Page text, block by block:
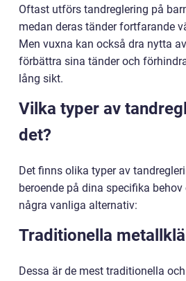
Oftast utförs tandreglering på
medan deras tänder fortfarande
Men vuxna kan också dra nytta
förbättra sina tänder och
lång sikt.
Vilka typer av
det?
Det finns olika typer av
beroende på dina specifika
några vanliga alternativ:
Traditionella
Dessa är de mest traditionella